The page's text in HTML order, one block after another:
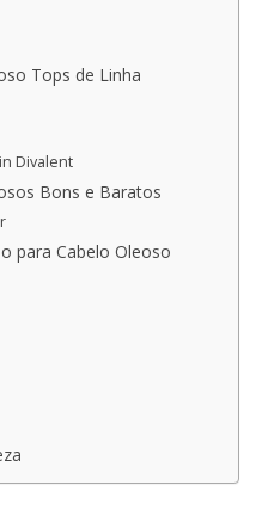
Tops de Linha
Divalent
Bons e Baratos
para Cabelo Oleoso